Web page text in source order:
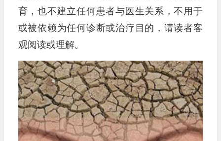
育，也不建立任何患者与医生关系，不用于
或被依赖为任何诊断或治疗目的，请读者客
观阅读或理解。